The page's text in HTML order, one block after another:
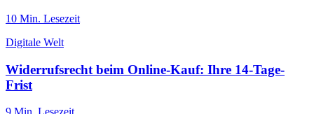
10 Min. Lesezeit
Digitale Welt
Widerrufsrecht beim Online-Kauf: Ihre 14-Tage-
Frist